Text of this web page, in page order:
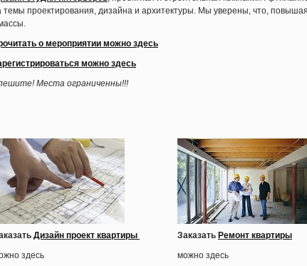
темы проектирования, дизайна и архитектуры. Мы уверены, что,
о мероприятии можно здесь
можно здесь
Места ограниченны!!!
Дизайн проект квартиры
здесь
Заказать Ремонт квартиры
можно здесь